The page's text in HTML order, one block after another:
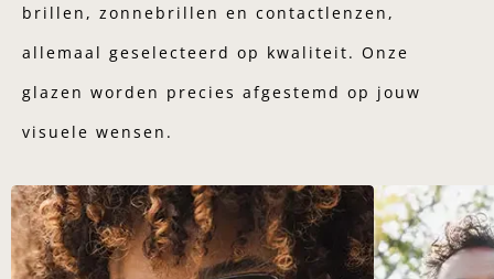
brillen, zonnebrillen en contactlenzen,
allemaal geselecteerd op kwaliteit. Onze
glazen worden precies afgestemd op jouw
visuele wensen.